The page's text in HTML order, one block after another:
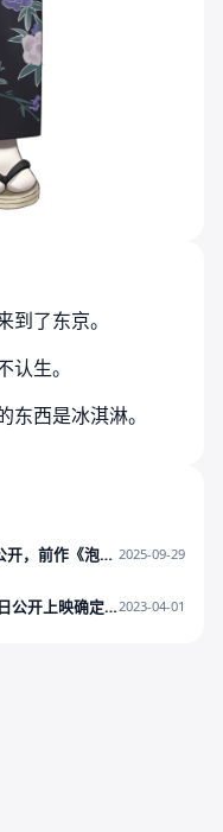
了东京。
生。
西是冰淇淋。
《世纪末之诗》「樱井绘美」角色设定公开，前作《泡沫冬景》开启5折秋季特惠！ 2025-09-29
《泡沫冬景》剧场版动画2023年21月24日公开上映确定！2023-04-01